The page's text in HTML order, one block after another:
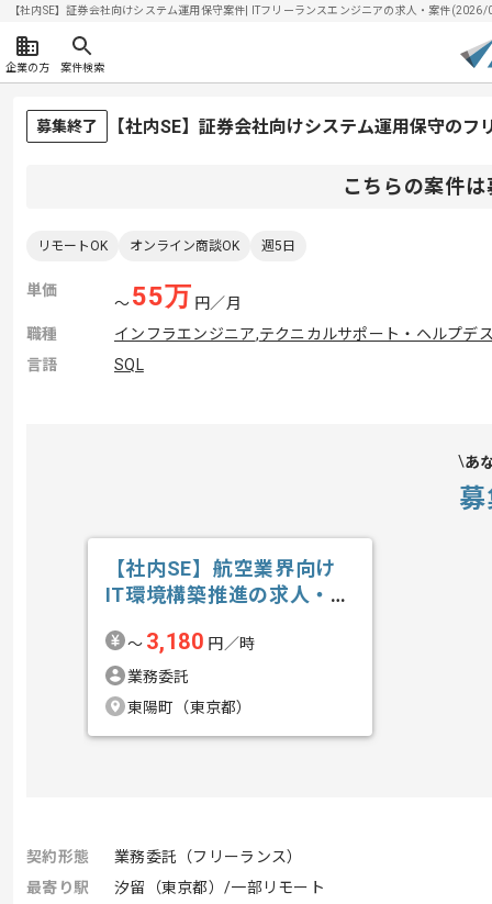
【社内SE】証券会社向けシステム運用保守案件| ITフリーランスエンジニアの求人・案件
企業の方 案件検索
募集終了 【社内SE】証券会社向けシステム運用保守のフ
こちらの案件
リモートOK オンライン商談OK 週5日
単価
〜55万 円／月
職種
インフラエンジニア,テクニカルサポート・ヘルプデ
言語
SQL
あ
【社内SE】航空業界向け
IT環境構築推進の求人・案
〜 3,180 円／時
業務委託
東陽町（東京都）
契約形態
業務委託（フリーランス）
最寄り駅
汐留（東京都）/一部リモート